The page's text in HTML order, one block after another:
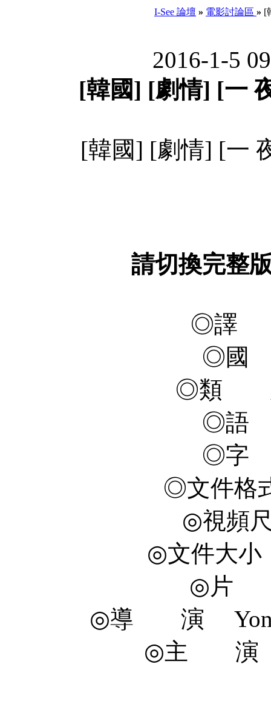
I-See 論壇 » 電影討論區 » [
2016-1-5
[韓國] [劇情] [一
[韓國] [劇情] [一
請切換完整
◎譯
◎國
◎類
◎語
◎字
◎文件格
◎視頻
◎文件大小
◎片
◎導 演
◎主 演